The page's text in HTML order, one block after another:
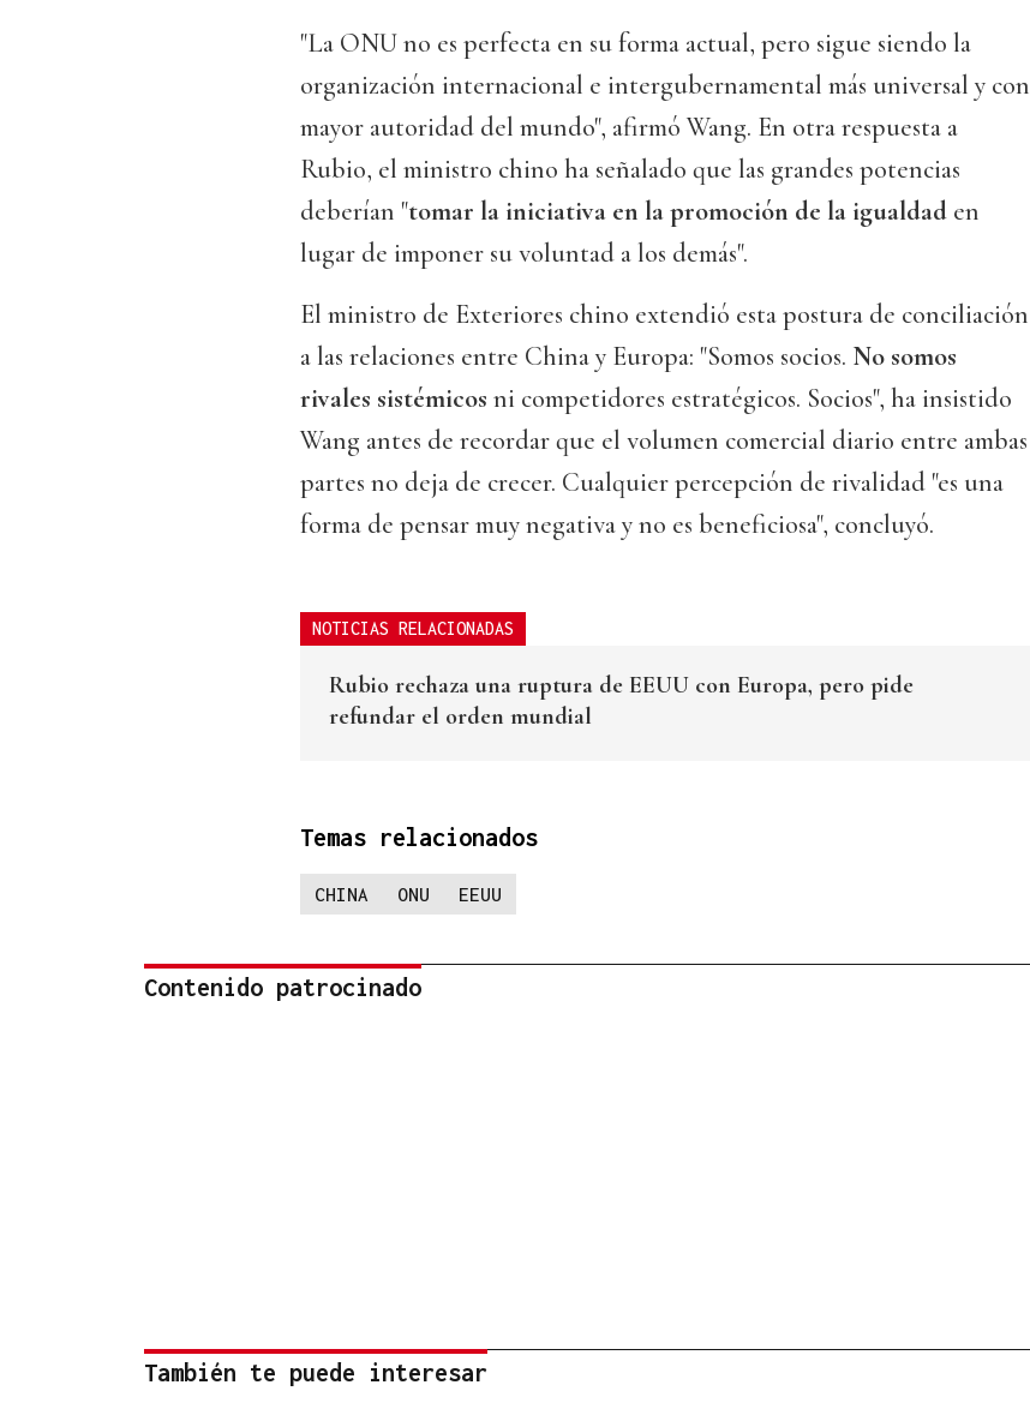
"La ONU no es perfecta en su forma actual, pero sigue siendo la
organización internacional e intergubernamental más universal y con
mayor autoridad del mundo", afirmó Wang. En otra respuesta a
Rubio, el ministro chino ha señalado que las grandes potencias
deberían "tomar la iniciativa en la promoción de la igualdad en
lugar de imponer su voluntad a los demás".
El ministro de Exteriores chino extendió esta postura de conciliación
a las relaciones entre China y Europa: "Somos socios. No somos
rivales sistémicos ni competidores estratégicos. Socios", ha insistido
Wang antes de recordar que el volumen comercial diario entre ambas
partes no deja de crecer. Cualquier percepción de rivalidad "es una
forma de pensar muy negativa y no es beneficiosa", concluyó.
NOTICIAS RELACIONADAS
Rubio rechaza una ruptura de EEUU con Europa, pero pide
refundar el orden mundial
Temas relacionados
CHINA ONU EEUU
Contenido patrocinado
También te puede interesar